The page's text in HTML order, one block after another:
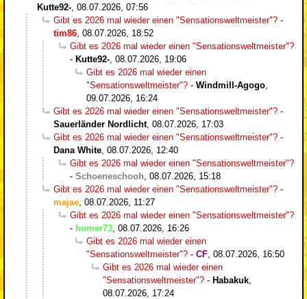
Kutte92- 08.07.2026, 07:56
Gibt es 2026 mal wieder einen "Sensationsweltmeister"? -
tim86 08.07.2026, 18:52
Gibt es 2026 mal wieder einen "Sensationsweltmeister"?
- Kutte92- 08.07.2026, 19:06
Gibt es 2026 mal wieder einen
"Sensationsweltmeister"? - Windmill-Agogo
09.07.2026, 16:24
Gibt es 2026 mal wieder einen "Sensationsweltmeister"? -
Sauerländer Nordlicht, 08.07.2026, 17:03
Gibt es 2026 mal wieder einen "Sensationsweltmeister"? -
Dana White 08.07.2026, 12:40
Gibt es 2026 mal wieder einen "Sensationsweltmeister"?
- Schoeneschooh 08.07.2026, 15:18
Gibt es 2026 mal wieder einen "Sensationsweltmeister"? -
majae 08.07.2026, 11:27
Gibt es 2026 mal wieder einen "Sensationsweltmeister"?
- homer73 08.07.2026, 16:26
Gibt es 2026 mal wieder einen
"Sensationsweltmeister"? - CF 08.07.2026, 16:50
Gibt es 2026 mal wieder einen
"Sensationsweltmeister"? - Habakuk
08.07.2026, 17:24